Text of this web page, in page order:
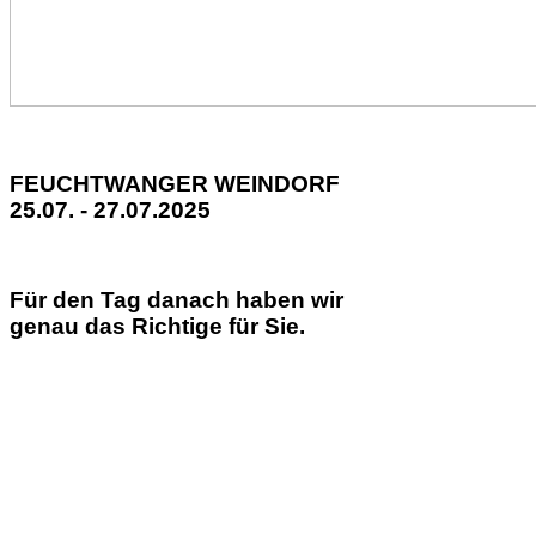
FEUCHTWANGER WEINDORF
25.07. - 27.07.2025
Für den Tag danach haben wir
genau das Richtige für Sie.